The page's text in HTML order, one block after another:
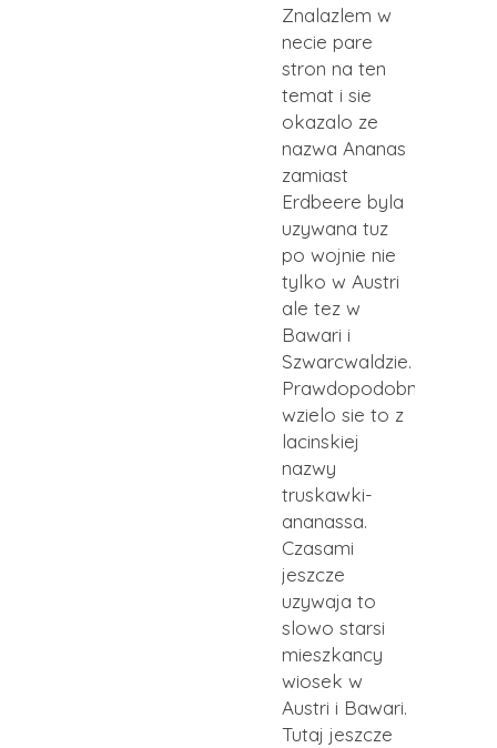
Znalazlem w
necie pare
stron na ten
temat i sie
okazalo ze
nazwa Ananas
zamiast
Erdbeere byla
uzywana tuz
po wojnie nie
tylko w Austri
ale tez w
Bawari i
Szwarcwaldzie.
Prawdopodobnie
wzielo sie to z
lacinskiej
nazwy
truskawki-
ananassa.
Czasami
jeszcze
uzywaja to
slowo starsi
mieszkancy
wiosek w
Austri i Bawari.
Tutaj jeszcze